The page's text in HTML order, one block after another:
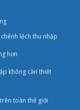
lệch thu nhập
hơn
không cần thiết
toàn thế giới